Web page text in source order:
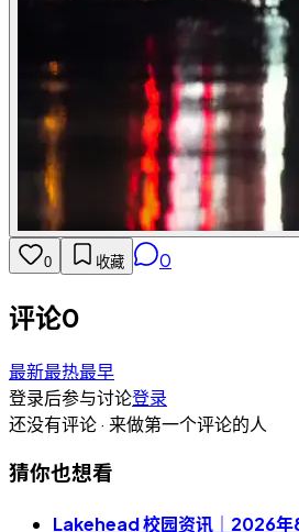
0 收藏 0
评论0
最新最热最早
登录后参与讨论登录
还没有评论 · 来做第一个评论的人
猜你也想看
Lakehead 校园资讯｜2026年